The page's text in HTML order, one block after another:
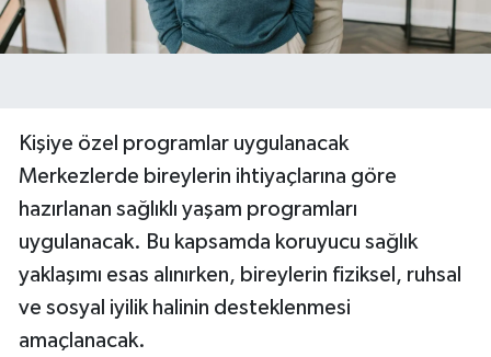
Kişiye özel programlar uygulanacak
Merkezlerde bireylerin ihtiyaçlarına göre
hazırlanan sağlıklı yaşam programları
uygulanacak. Bu kapsamda koruyucu sağlık
yaklaşımı esas alınırken, bireylerin fiziksel, ruhsal
ve sosyal iyilik halinin desteklenmesi
amaçlanacak.